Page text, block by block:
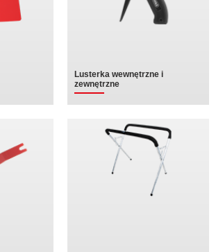
Lusterka wewnętrzne i
zewnętrzne